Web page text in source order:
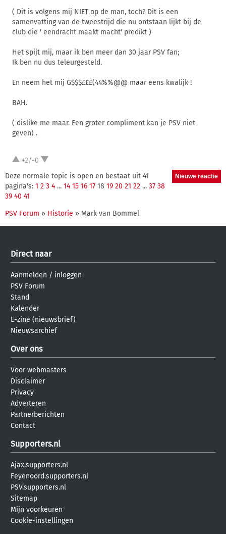
( Dit is volgens mij NIET op de man, toch? Dit is een
samenvatting van de tweestrijd die nu ontstaan lijkt bij de
club die ' eendracht maakt macht' predikt )
Het spijt mij, maar ik ben meer dan 30 jaar PSV fan;
Ik ben nu dus teleurgesteld.
En neem het mij G$$$£££(44%%@@ maar eens kwalijk !
BAH.
( dislike me maar. Een groter compliment kan je PSV niet
geven) .
+2/-0
Deze normale topic is open en bestaat uit 41
pagina's: 1 2 3 4 ... 14 15 16 17 18 19 20 21 22 ... 37 38
39 40 41
PSV Forum » Historie » Mark van Bommel
Direct naar
Aanmelden / inloggen
PSV Forum
Stand
Kalender
E-zine (nieuwsbrief)
Nieuwsarchief
Over ons
Voor webmasters
Disclaimer
Privacy
Adverteren
Partnerberichten
Contact
Supporters.nl
Ajax.supporters.nl
Feyenoord.supporters.nl
PSV.supporters.nl
Sitemap
Mijn voorkeuren
Cookie-instellingen